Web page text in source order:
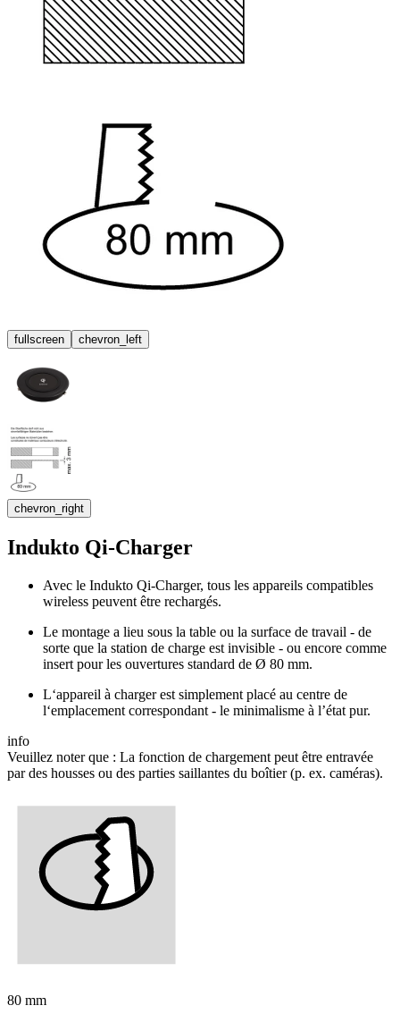
fullscreen chevron_left
chevron_right
Indukto Qi-Charger
Avec le Indukto Qi-Charger, tous les appareils compatibles
wireless peuvent être rechargés.
Le montage a lieu sous la table ou la surface de travail - de
sorte que la station de charge est invisible - ou encore comme
insert pour les ouvertures standard de Ø 80 mm.
L‘appareil à charger est simplement placé au centre de
l‘emplacement correspondant - le minimalisme à l’état pur.
info
Veuillez noter que : La fonction de chargement peut être entravée
par des housses ou des parties saillantes du boîtier (p. ex. caméras).
80 mm